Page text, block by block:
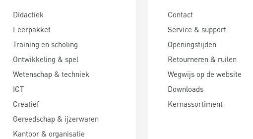
Didactiek
Leerpakket
Training en scholing
Ontwikkeling & spel
Wetenschap & techniek
ICT
Creatief
Gereedschap & ijzerwaren
Kantoor & organisatie
Contact
Service & support
Openingstijden
Retourneren & ruilen
Wegwijs op de website
Downloads
Kernassortiment